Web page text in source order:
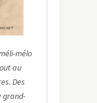
mélo
au
Des
grand-